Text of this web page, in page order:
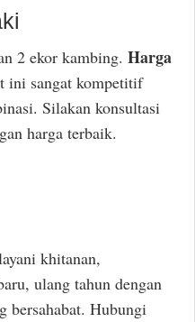
2 ekor kambing. Harga
ini sangat kompetitif
Silakan konsultasi
harga terbaik.
khitanan,
ulang tahun dengan
bersahabat. Hubungi